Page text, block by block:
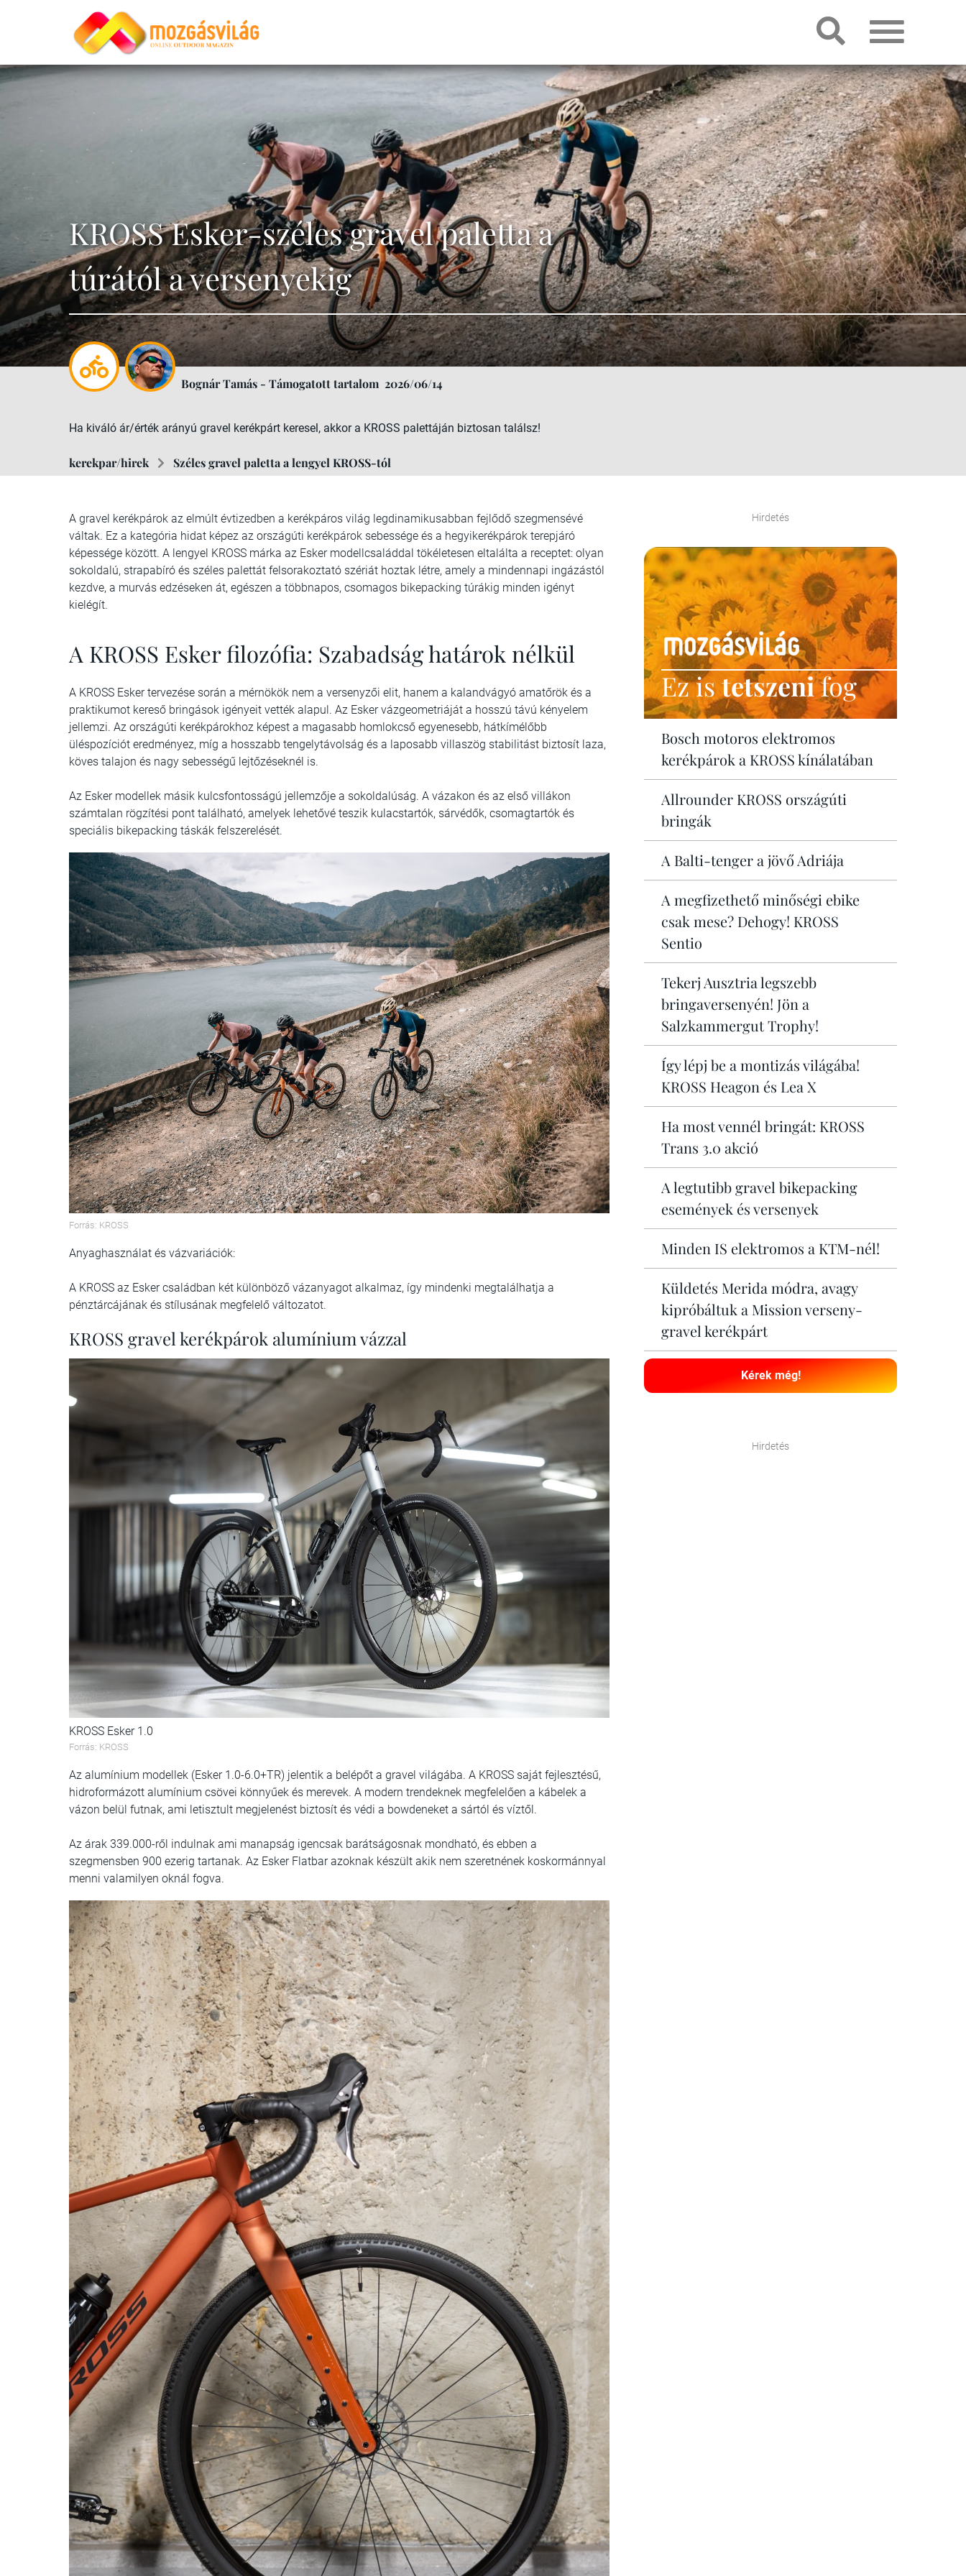
KROSS Esker-széles gravel paletta a
túrától a versenyekig
Bognár Tamás - Támogatott tartalom 2026/06/14
Ha kiváló ár/érték arányú gravel kerékpárt keresel, akkor a KROSS palettáján biztosan találsz!
kerekpar/hirek Széles gravel paletta a lengyel KROSS-tól
A gravel kerékpárok az elmúlt évtizedben a kerékpáros világ legdinamikusabban fejlődő szegmensévé
váltak. Ez a kategória hidat képez az országúti kerékpárok sebessége és a hegyikerékpárok terepjáró
képessége között. A lengyel KROSS márka az Esker modellcsaláddal tökéletesen eltalálta a receptet: olyan
sokoldalú, strapabíró és széles palettát felsorakoztató szériát hoztak létre, amely a mindennapi ingázástól
kezdve, a murvás edzéseken át, egészen a többnapos, csomagos bikepacking túrákig minden igényt
kielégít.
A KROSS Esker filozófia: Szabadság határok nélkül
A KROSS Esker tervezése során a mérnökök nem a versenyzői elit, hanem a kalandvágyó amatőrök és a
praktikumot kereső bringások igényeit vették alapul. Az Esker vázgeometriáját a hosszú távú kényelem
jellemzi. Az országúti kerékpárokhoz képest a magasabb homlokcső egyenesebb, hátkímélőbb
üléspozíciót eredményez, míg a hosszabb tengelytávolság és a laposabb villaszög stabilitást biztosít laza,
köves talajon és nagy sebességű lejtőzéseknél is.
Az Esker modellek másik kulcsfontosságú jellemzője a sokoldalúság. A vázakon és az első villákon
számtalan rögzítési pont található, amelyek lehetővé teszik kulacstartók, sárvédők, csomagtartók és
speciális bikepacking táskák felszerelését.
Forrás: KROSS
Anyaghasználat és vázvariációk:
A KROSS az Esker családban két különböző vázanyagot alkalmaz, így mindenki megtalálhatja a
pénztárcájának és stílusának megfelelő változatot.
KROSS gravel kerékpárok alumínium vázzal
KROSS Esker 1.0
Forrás: KROSS
Az alumínium modellek (Esker 1.0-6.0+TR) jelentik a belépőt a gravel világába. A KROSS saját fejlesztésű,
hidroformázott alumínium csövei könnyűek és merevek. A modern trendeknek megfelelően a kábelek a
vázon belül futnak, ami letisztult megjelenést biztosít és védi a bowdeneket a sártól és víztől.
Az árak 339.000-ről indulnak ami manapság igencsak barátságosnak mondható, és ebben a
szegmensben 900 ezerig tartanak. Az Esker Flatbar azoknak készült akik nem szeretnének koskormánnyal
menni valamilyen oknál fogva.
Hirdetés
Ez istetszenifog
Bosch motoros elektromos
kerékpárok a KROSS kínálatában
Allrounder KROSS országúti
bringák
A Balti-tenger a jövő Adriája
A megfizethető minőségi ebike
csak mese? Dehogy! KROSS
Sentio
Tekerj Ausztria legszebb
bringaversenyén! Jön a
Salzkammergut Trophy!
Így lépj be a montizás világába!
KROSS Heagon és Lea X
Ha most vennél bringát: KROSS
Trans 3.0 akció
A legtutibb gravel bikepacking
események és versenyek
Minden IS elektromos a KTM-nél!
Küldetés Merida módra, avagy
kipróbáltuk a Mission verseny-
gravel kerékpárt
Kérek még!
Hirdetés